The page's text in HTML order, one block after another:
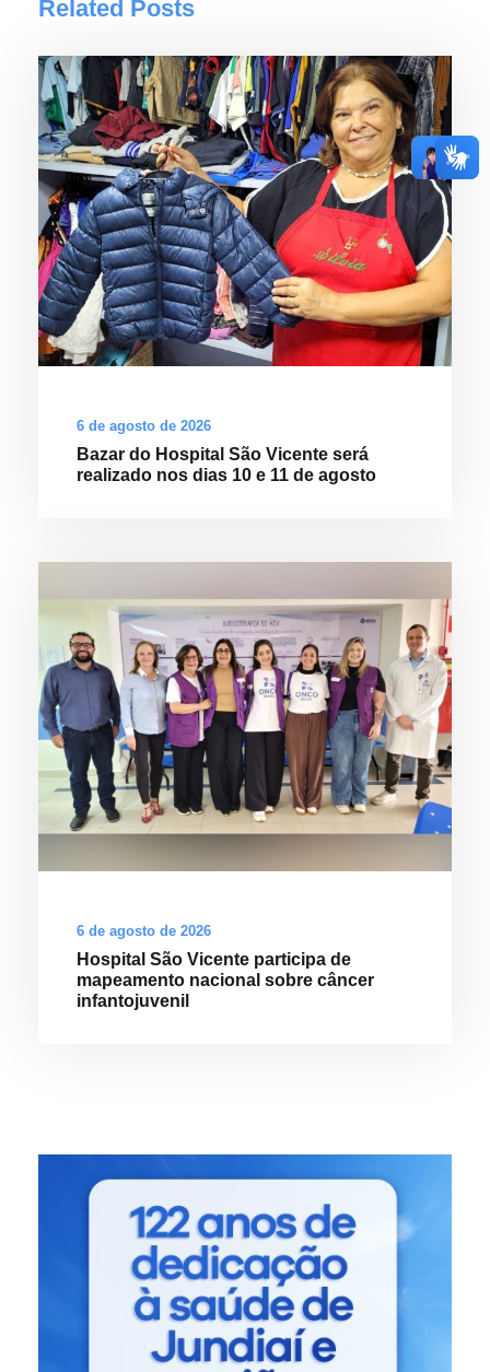
Related Posts
6 de agosto de 2026
Bazar do Hospital São Vicente será
realizado nos dias 10 e 11 de agosto
6 de agosto de 2026
Hospital São Vicente participa de
mapeamento nacional sobre câncer
infantojuvenil